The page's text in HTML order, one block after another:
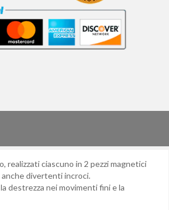
realizzati ciascuno in 2 pezzi magnetici
divertenti incroci.
destrezza nei movimenti fini e la